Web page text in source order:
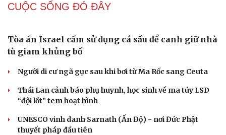
Tư vấn
check-in
Câu chuyện thời sự
Cửa sổ tình yêu
Hạt giống tâm hồn
CUỘC SỐNG ĐÓ ĐÂY
Tòa án Israel cấm sử dụng cá sấu để canh giữ nhà
tù giam khủng bố
Người di cư ngã gục sau khi bơi từ Ma Rốc sang Ceuta
Thái Lan cảnh báo phụ huynh, học sinh về ma túy LSD
“đội lốt” tem hoạt hình
UNESCO vinh danh Sarnath (Ấn Độ) - nơi Đức Phật
thuyết pháp đầu tiên